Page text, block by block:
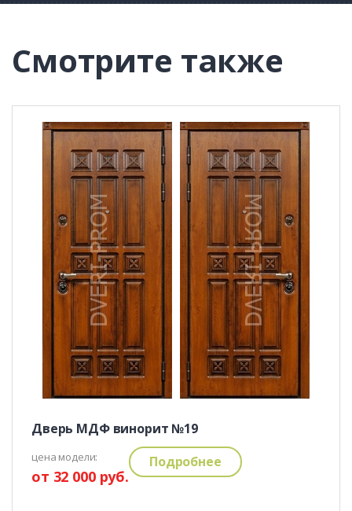
Смотрите также
Дверь МДФ винорит №19
цена модели:
от 32 000 руб.
Подробнее